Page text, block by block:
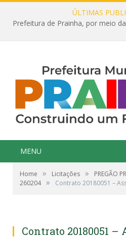
ÚLTIMAS
MENU
Home » Licitações »
PREGÃO
260204 » Contrato 20180051 –
Contrato 20180051 –